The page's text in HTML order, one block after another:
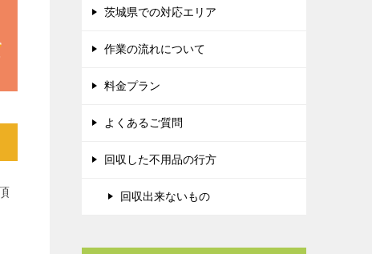
茨城県での対応エリア
作業の流れについて
料金プラン
よくあるご質問
回収した不用品の行方
回収出来ないもの